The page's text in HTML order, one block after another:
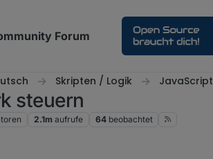
Forum
Skripten / Logik JavaScript
steuern
2.1m aufrufe 64 beobachtet